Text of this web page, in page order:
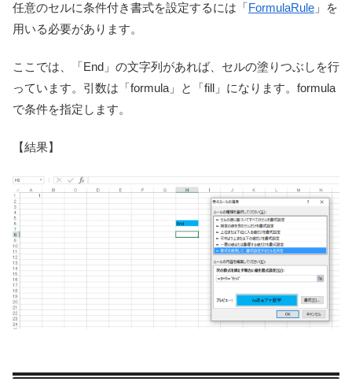
任意のセルに条件付き書式を設定するには「 FormulaRule 」を
用いる必要があります。
ここでは、「End」の文字列があれば、セルの塗りつぶしを行
っています。引数は「formula」と「fill」になります。formula
で条件を指定します。
【結果】